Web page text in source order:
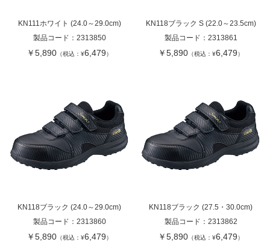
KN111ホワイト (24.0～29.0cm)
製品コード： 2313850
￥5,890 （税込：¥6,479）
KN118ブラック S (22.0～23.5cm)
製品コード： 2313861
￥5,890 （税込：¥6,479）
KN118ブラック (24.0～29.0cm)
製品コード： 2313860
￥5,890 （税込：¥6,479）
KN118ブラック (27.5・30.0cm)
製品コード： 2313862
￥5,890 （税込：¥6,479）